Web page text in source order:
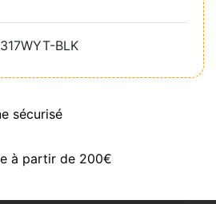
BLK
sécurisé
à partir de 200€